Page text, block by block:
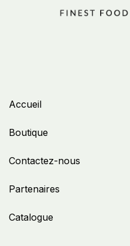
Accueil
Boutique
Contactez-nous
Partenaires
Catalogue